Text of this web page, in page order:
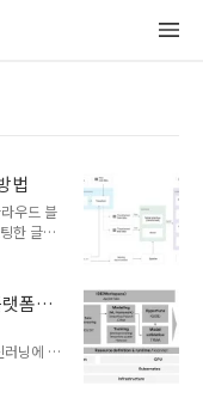
법
우드 블
한 글입
주새요
는데,
등에
닝에서
이터를
로 이루
폼
닝에 대
중이 높